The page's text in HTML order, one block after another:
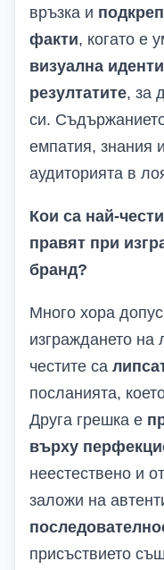
връзка и
факти, когато е
визуална
резултатите, за
си.
емпатия, знания
аудиторията в
Кои са най-
правят при
бранд?
Много хора
изграждането
честите са
посланията,
Друга грешка е
върху
неестествено и
заложи на
присъствието